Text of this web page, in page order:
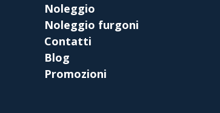
Noleggio
Noleggio furgoni
Contatti
Blog
Promozioni